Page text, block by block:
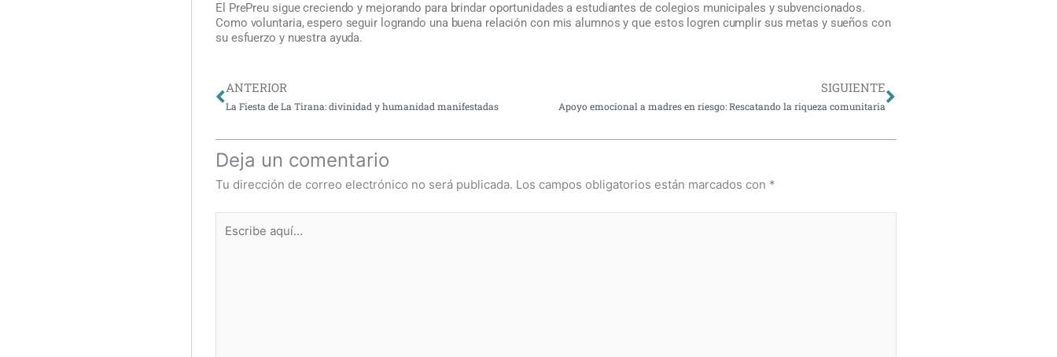
El PrePreu sigue creciendo y mejorando para brindar oportunidades a estudiantes de colegios municipales y subvencionados.
Como voluntaria, espero seguir logrando una buena relación con mis alumnos y que estos logren cumplir sus metas y sueños con
su esfuerzo y nuestra ayuda.
Ant
ANTERIOR
La Fiesta de La Tirana: divinidad y humanidad manifestadas
SIGUIENTE
Apoyo emocional a madres en riesgo: Rescatando la riqueza comunitaria
Siguiente
Deja un comentario
Tu dirección de correo electrónico no será publicada. Los campos obligatorios están marcados con *
aquí...